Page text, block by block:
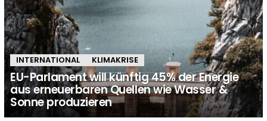
INTERNATIONAL KLIMAKRISE
EU-Parlament will künftig 45% der Energie
aus erneuerbaren Quellen wie Wasser &
Sonne produzieren